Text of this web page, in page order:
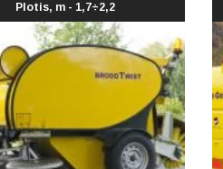
Plotis, m - 1,7÷2,2